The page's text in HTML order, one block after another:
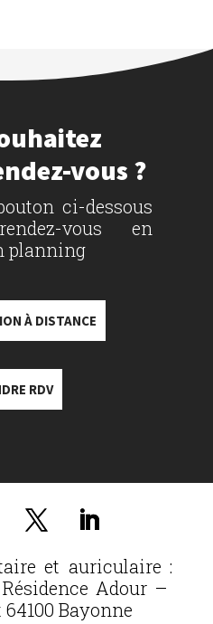
vous ?
ci-dessous
vous en
planning
À DISTANCE
RDV
et auriculaire :
Adour –
Bayonne